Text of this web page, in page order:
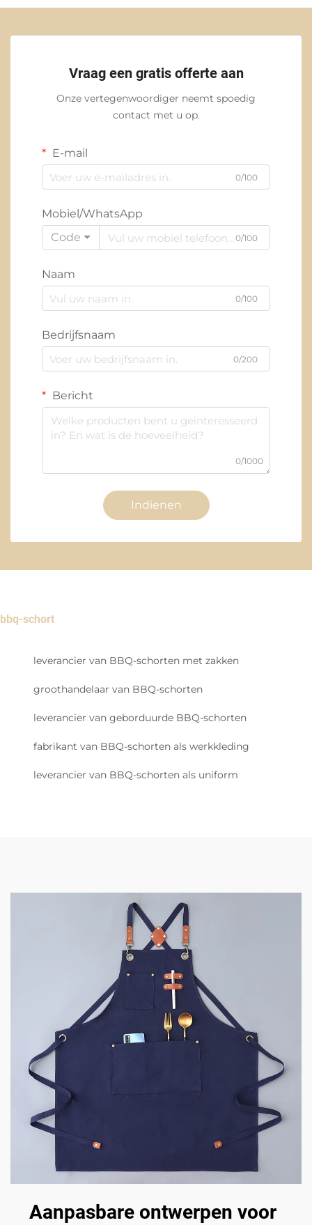
Vraag een gratis offerte aan
Onze vertegenwoordiger neemt spoedig
contact met u op.
E-mail
0/100
Mobiel/WhatsApp
Code
0/100
Naam
0/100
Bedrijfsnaam
0/200
Bericht
0/1000
Indienen
bbq-schort
leverancier van BBQ-schorten met zakken
groothandelaar van BBQ-schorten
leverancier van geborduurde BBQ-schorten
fabrikant van BBQ-schorten als werkkleding
leverancier van BBQ-schorten als uniform
Aanpasbare ontwerpen voor